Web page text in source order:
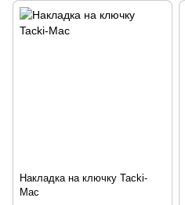
Накладка на ключку Tacki-
Mac